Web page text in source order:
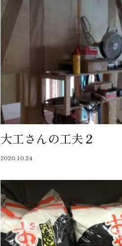
大工さんの工夫２
2020.10.24